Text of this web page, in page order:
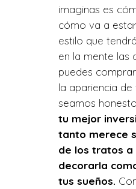
imaginas es
cómo va a
estilo que
en la mente las
puedes
la apariencia
seamos
tu mejor
tanto merece
de los tratos a
decorarla
tus sueños.